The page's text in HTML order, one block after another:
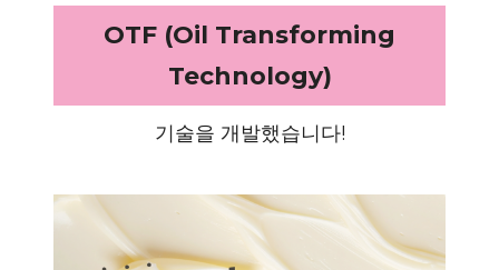
OTF (Oil Transforming
Technology)
기술을 개발했습니다!